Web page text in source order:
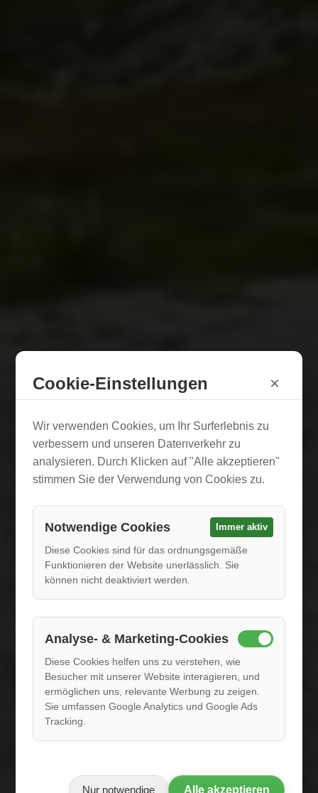
Cookie-Einstellungen ×
Wir verwenden Cookies, um Ihr Surferlebnis zu
verbessern und unseren Datenverkehr zu
analysieren. Durch Klicken auf "Alle akzeptieren"
stimmen Sie der Verwendung von Cookies zu.
Notwendige Cookies Immer aktiv
Diese Cookies sind für das ordnungsgemäße
Funktionieren der Website unerlässlich. Sie
können nicht deaktiviert werden.
Analyse- & Marketing-Cookies
Diese Cookies helfen uns zu verstehen, wie
Besucher mit unserer Website interagieren, und
ermöglichen uns, relevante Werbung zu zeigen.
Sie umfassen Google Analytics und Google Ads
Tracking.
Nur notwendige Alle akzeptieren